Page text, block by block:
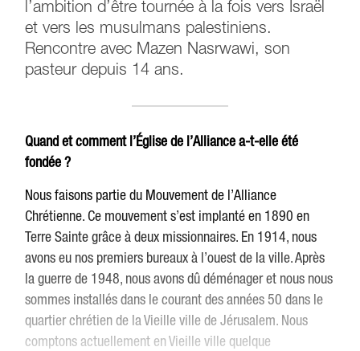
l’ambition d’être tournée à la fois vers Israël
et vers les musulmans palestiniens.
Rencontre avec Mazen Nasrwawi, son
pasteur depuis 14 ans.
Quand et comment l’Église de l’Alliance a-t-elle été
fondée ?
Nous faisons partie du Mouvement de l’Alliance
Chrétienne. Ce mouvement s’est implanté en 1890 en
Terre Sainte grâce à deux missionnaires. En 1914, nous
avons eu nos premiers bureaux à l’ouest de la ville. Après
la guerre de 1948, nous avons dû déménager et nous nous
sommes installés dans le courant des années 50 dans le
quartier chrétien de la Vieille ville de Jérusalem. Nous
comptons actuellement en Vieille ville quelque